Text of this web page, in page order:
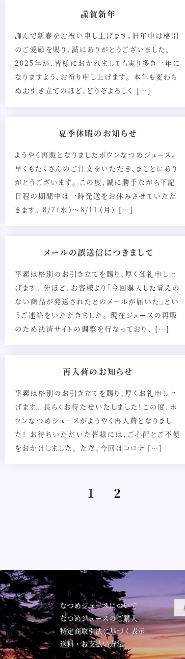
謹賀新年
謹んで新春をお祝い申し上げます。旧年中は格別
のご愛顧を賜り、誠にありがとうございました。
2025年が、皆様におかれましても実り多き一年に
なりますよう、お祈り申し上げます。 本年も変わら
ぬお引き立てのほど、どうぞよろしく […]
夏季休暇のお知らせ
ようやく再販となりましたポウンなつめジュース。
早くもたくさんのご注文をいただき、まことにあり
がとうございます。 この度、誠に勝手ながら下記
日程の期間中は一時発送をお休みさせていただ
きます。 8/7（水）〜8/1１（月） […]
メールの誤送信につきまして
平素は格別のお引き立てを賜り、厚く御礼申し上
げます。 先ほど、お客様より「今回購入した覚えの
ない商品が発送されたとのメールが届いた」とい
うご連絡をいただきました。 現在ジュースの再販
のため決済サイトの調整を行なっており、 […]
再入荷のお知らせ
平素は格別のお引き立てを賜り、厚くお礼申し上
げます。 長らくお待たせいたしました！この度、ポ
ウンなつめジュースがようやく再入荷となりまし
た！ お待ちいただいた皆様には、ご心配とご不便
をおかけしました。 ただ、今回はコロナ […]
1 2
なつめジュースについて
なつめジュースのご購入
特定商取引法に基づく表示
送料・お支払い方法
索
対
象: